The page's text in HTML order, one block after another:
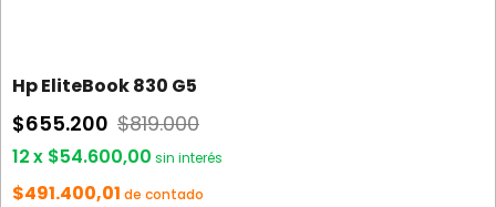
Hp EliteBook 830 G5
$655.200 $819.000
12x $54.600,00 sin interés
$491.400,01 de contado